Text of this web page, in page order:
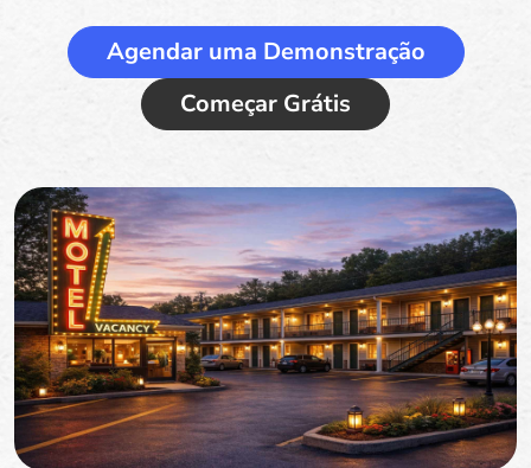
Agendar uma Demonstração
Começar Grátis